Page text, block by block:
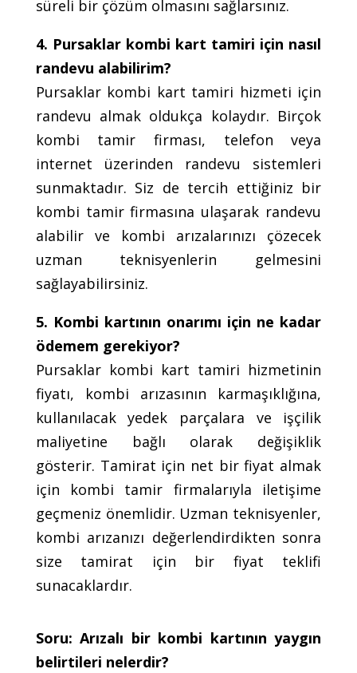
süreli bir çözüm olmasını sağlarsınız.
4. Pursaklar kombi kart tamiri için nasıl
randevu alabilirim?
Pursaklar kombi kart tamiri hizmeti için
randevu almak oldukça kolaydır. Birçok
kombi tamir firması, telefon veya
internet üzerinden randevu sistemleri
sunmaktadır. Siz de tercih ettiğiniz bir
kombi tamir firmasına ulaşarak randevu
alabilir ve kombi arızalarınızı çözecek
uzman teknisyenlerin gelmesini
sağlayabilirsiniz.
5. Kombi kartının onarımı için ne kadar
ödemem gerekiyor?
Pursaklar kombi kart tamiri hizmetinin
fiyatı, kombi arızasının karmaşıklığına,
kullanılacak yedek parçalara ve işçilik
maliyetine bağlı olarak değişiklik
gösterir. Tamirat için net bir fiyat almak
için kombi tamir firmalarıyla iletişime
geçmeniz önemlidir. Uzman teknisyenler,
kombi arızanızı değerlendirdikten sonra
size tamirat için bir fiyat teklifi
sunacaklardır.
Soru: Arızalı bir kombi kartının yaygın
belirtileri nelerdir?